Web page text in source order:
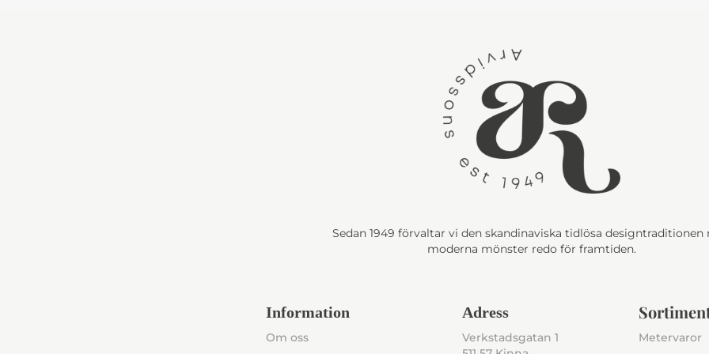
Sedan 1949 förvaltar vi den skandinaviska tidlösa designtraditionen
moderna mönster redo för framtiden.
Information
Om oss
Adress
Verkstadsgatan 1
Metervaror